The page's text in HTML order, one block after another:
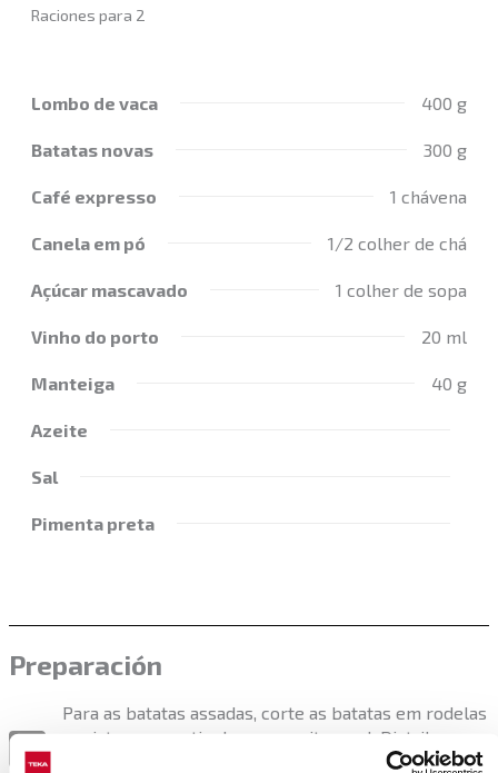
Raciones para 2
Lombo de vaca 400 g
Batatas novas 300 g
Café expresso 1 chávena
Canela em pó 1/2 colher de chá
Açúcar mascavado 1 colher de sopa
Vinho do porto 20 ml
Manteiga 40 g
Azeite
Sal
Pimenta preta
Preparación
1
Para as batatas assadas, corte as batatas em rodelas
e misture numa tigela com azeite e sal. Distribua-os
uniformemente na grelha FryMaster e leve ao forno